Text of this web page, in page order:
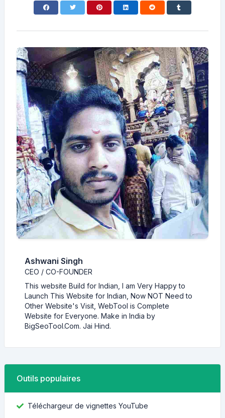
Ashwani Singh
CEO / CO-FOUNDER
This website Build for Indian, I am Very Happy to
Launch This Website for Indian, Now NOT Need to
Other Website's Visit, WebTool is Complete
Website for Everyone. Make in India by
BigSeoTool.Com. Jai Hind.
Outils populaires
Téléchargeur de vignettes YouTube